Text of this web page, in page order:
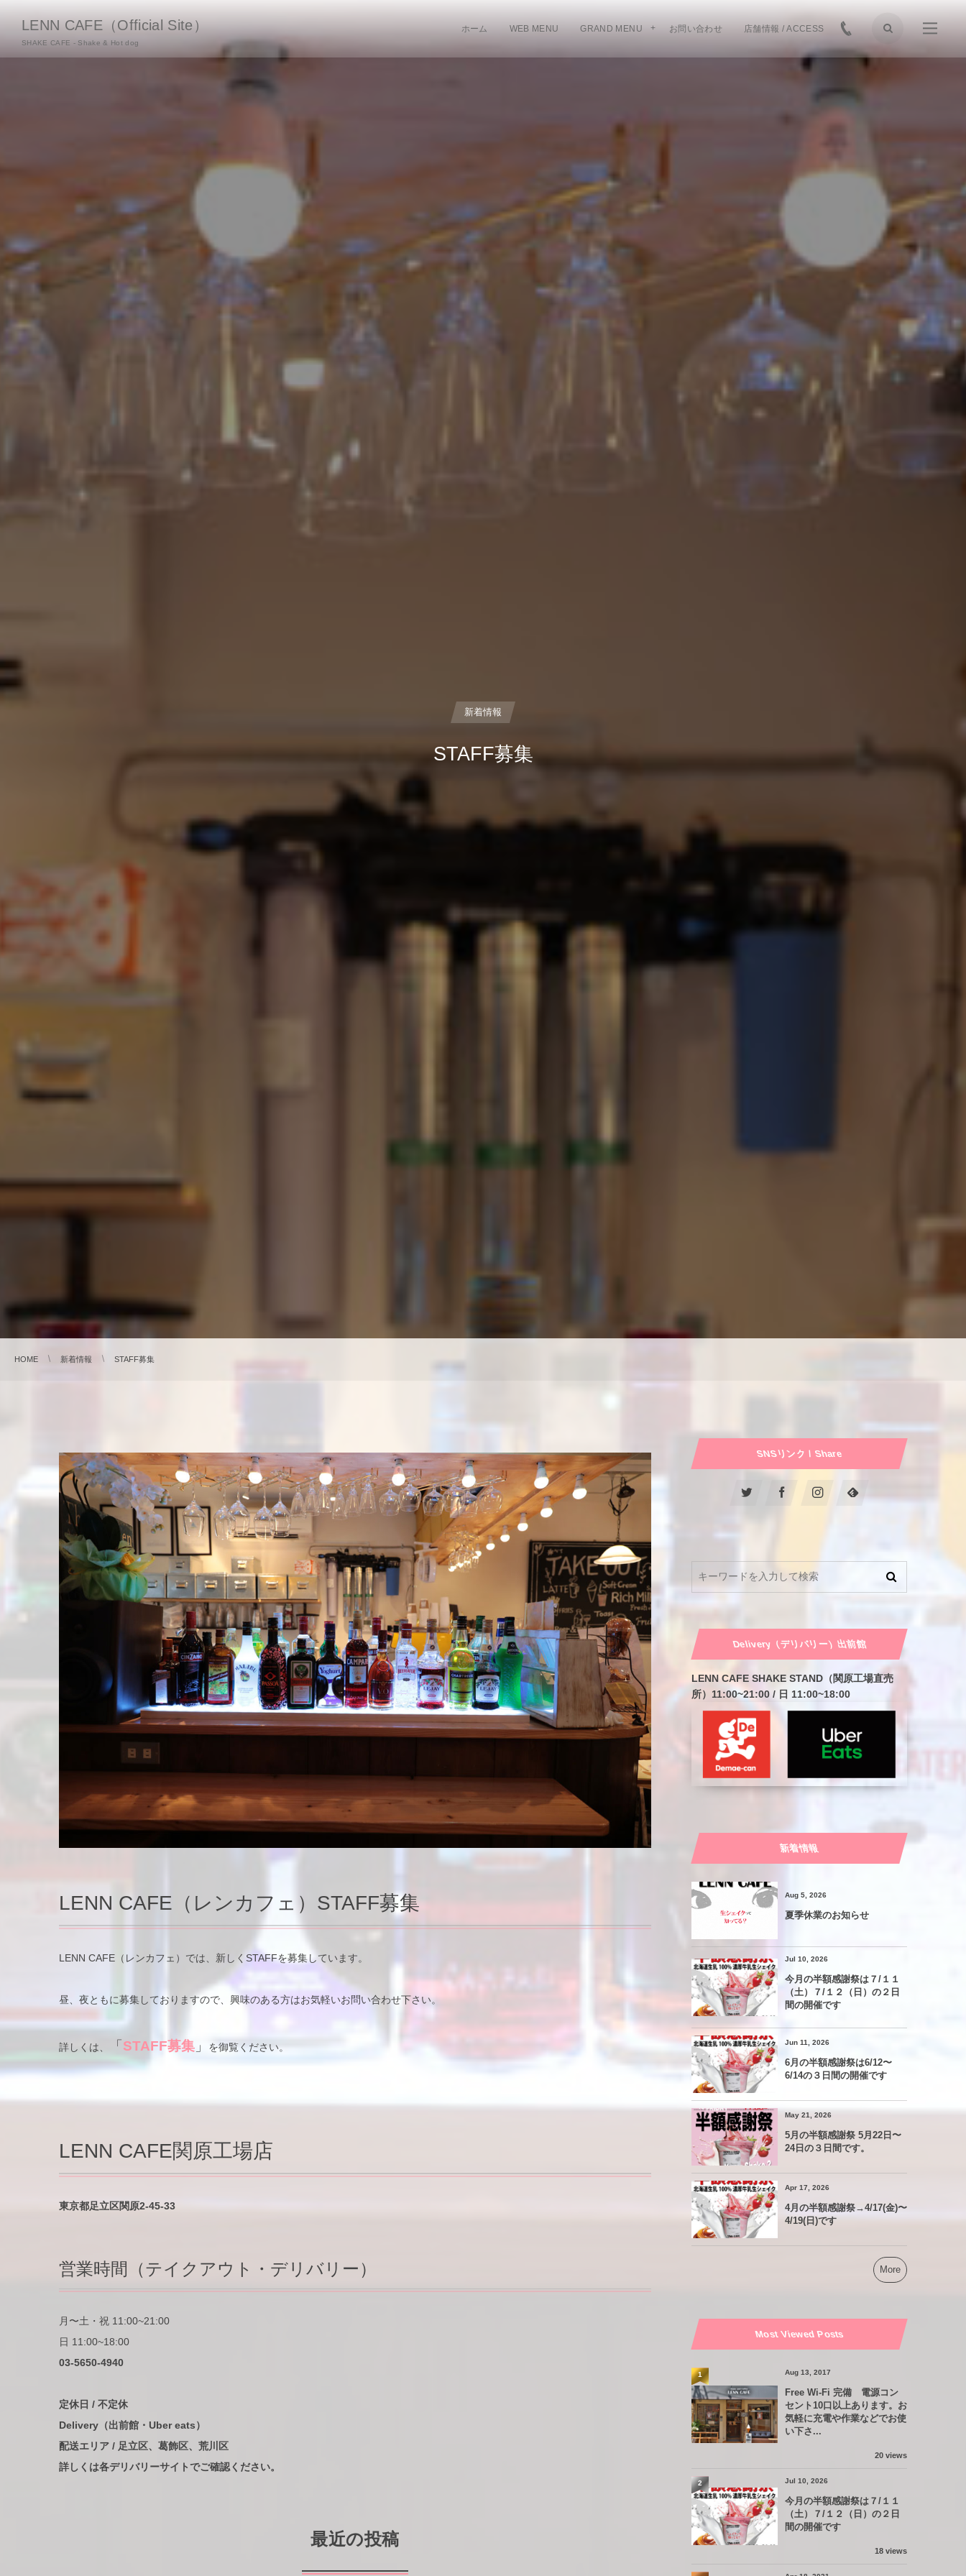
LENN CAFE（Official Site）
SHAKE CAFE - Shake & Hot dog
ホーム WEB MENU GRAND MENU お問い合わせ 店舗情報 / ACCESS
新着情報
STAFF募集
HOME 新着情報 STAFF募集
LENN CAFE（レンカフェ）STAFF募集
LENN CAFE（レンカフェ）では、新しくSTAFFを募集しています。
昼、夜ともに募集しておりますので、興味のある方はお気軽いお問い合わせ下さい。
詳しくは、 「 STAFF募集 」 を御覧ください。
LENN CAFE関原工場店
東京都足立区関原2-45-33
営業時間（テイクアウト・デリバリー）
月〜土・祝 11:00~21:00
日 11:00~18:00
03-5650-4940
定休日 / 不定休
Delivery（出前館・Uber eats）
配送エリア / 足立区、葛飾区、荒川区
詳しくは各デリバリーサイトでご確認ください。
最近の投稿
SNSリンク / Share
Delivery（デリバリー）出前館
LENN CAFE SHAKE STAND（関原工場直売
所）11:00~21:00 / 日 11:00~18:00
新着情報
Aug 5, 2026
夏季休業のお知らせ
Jul 10, 2026
今月の半額感謝祭は７/１１
（土）７/１２（日）の２日
間の開催です
Jun 11, 2026
6月の半額感謝祭は6/12〜
6/14の３日間の開催です
May 21, 2026
5月の半額感謝祭 5月22日〜
24日の３日間です。
Apr 17, 2026
4月の半額感謝祭→4/17(金)〜
4/19(日)です
More
Most Viewed Posts
Aug 13, 2017
Free Wi-Fi 完備 電源コン
セント10口以上あります。お
気軽に充電や作業などでお使
い下さ...
20 views
1
Jul 10, 2026
今月の半額感謝祭は７/１１
（土）７/１２（日）の２日
間の開催です
18 views
2